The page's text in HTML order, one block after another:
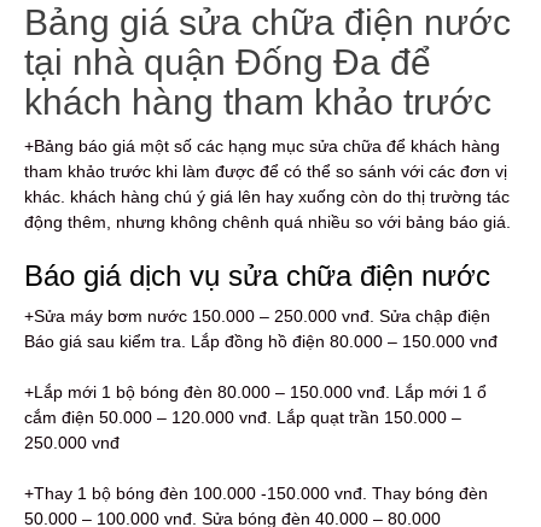
Bảng giá sửa chữa điện nước
tại nhà quận Đống Đa để
khách hàng tham khảo trước
+Bảng báo giá một số các hạng mục sửa chữa để khách hàng
tham khảo trước khi làm được để có thể so sánh với các đơn vị
khác. khách hàng chú ý giá lên hay xuống còn do thị trường tác
động thêm, nhưng không chênh quá nhiều so với bảng báo giá.
Báo giá dịch vụ sửa chữa điện nước
+Sửa máy bơm nước 150.000 – 250.000 vnđ. Sửa chập điện
Báo giá sau kiểm tra. Lắp đồng hồ điện 80.000 – 150.000 vnđ
+Lắp mới 1 bộ bóng đèn 80.000 – 150.000 vnđ. Lắp mới 1 ổ
cắm điện 50.000 – 120.000 vnđ. Lắp quạt trần 150.000 –
250.000 vnđ
+Thay 1 bộ bóng đèn 100.000 -150.000 vnđ. Thay bóng đèn
50.000 – 100.000 vnđ. Sửa bóng đèn 40.000 – 80.000